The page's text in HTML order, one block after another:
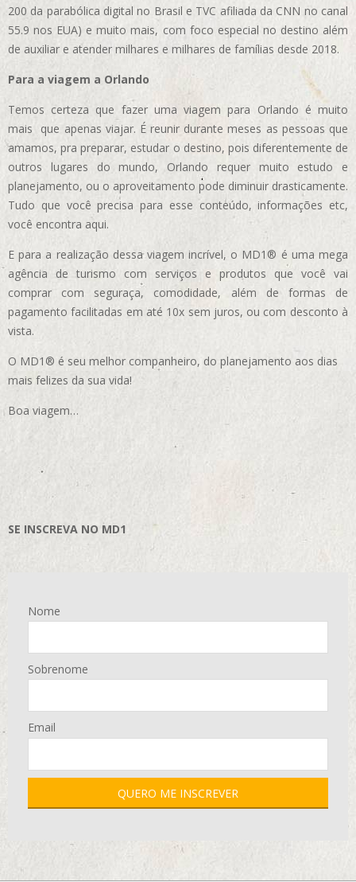
200 da parabólica digital no Brasil e TVC afiliada da CNN no canal
55.9 nos EUA) e muito mais, com foco especial no destino além
de auxiliar e atender milhares e milhares de famílias desde 2018.
Para a viagem a Orlando
Temos certeza que fazer uma viagem para Orlando é muito
mais que apenas viajar. É reunir durante meses as pessoas que
amamos, pra preparar, estudar o destino, pois diferentemente de
outros lugares do mundo, Orlando requer muito estudo e
planejamento, ou o aproveitamento pode diminuir drasticamente.
Tudo que você precisa para esse conteúdo, informações etc,
você encontra aqui.
E para a realização dessa viagem incrível, o MD1® é uma mega
agência de turismo com serviços e produtos que você vai
comprar com seguraça, comodidade, além de formas de
pagamento facilitadas em até 10x sem juros, ou com desconto à
vista.
O MD1® é seu melhor companheiro, do planejamento aos dias
mais felizes da sua vida!
Boa viagem…
SE INSCREVA NO MD1
Nome
Sobrenome
Email